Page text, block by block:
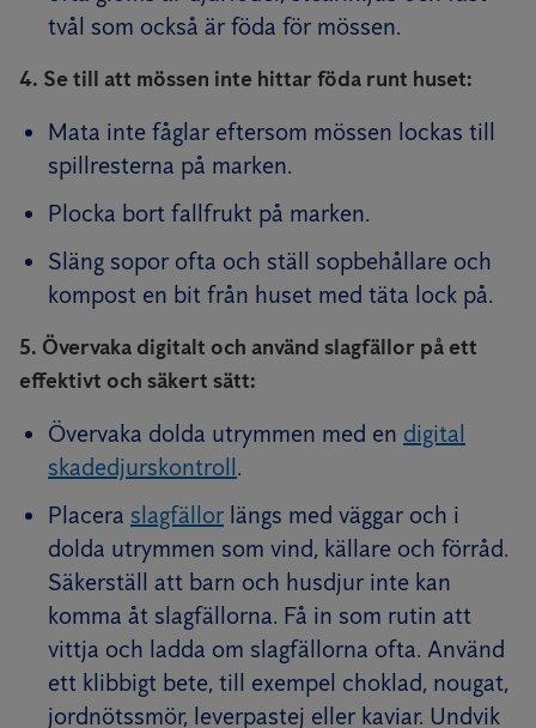
tvål som också är föda för mössen.
4. Se till att mössen inte hittar föda runt huset:
Mata inte fåglar eftersom mössen lockas till
spillresterna på marken.
Plocka bort fallfrukt på marken.
Släng sopor ofta och ställ sopbehållare och
kompost en bit från huset med täta lock på.
5. Övervaka digitalt och använd slagfällor på ett
effektivt och säkert sätt:
Övervaka dolda utrymmen med en digital
skadedjurskontroll .
Placera slagfällor längs med väggar och i
dolda utrymmen som vind, källare och förråd.
Säkerställ att barn och husdjur inte kan
komma åt slagfällorna. Få in som rutin att
vittja och ladda om slagfällorna ofta. Använd
ett klibbigt bete, till exempel choklad, nougat,
jordnötssmör, leverpastej eller kaviar. Undvik